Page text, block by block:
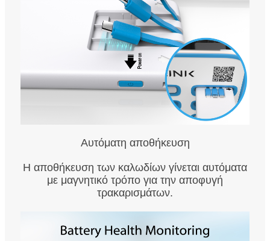
Αυτόματη αποθήκευση
Η αποθήκευση των καλωδίων γίνεται αυτόματα
με μαγνητικό τρόπο για την αποφυγή
τρακαρισμάτων.